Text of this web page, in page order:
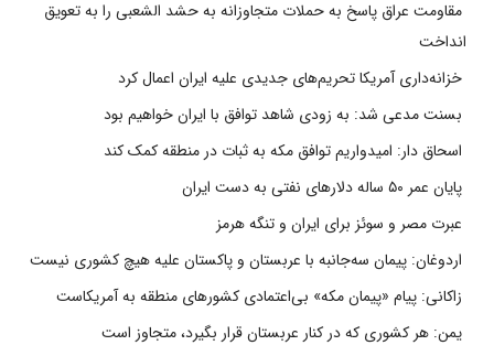
مقاومت عراق پاسخ به حملات متجاوزانه به حشد الشعبی را به تعویق
انداخت
خزانه‌داری آمریکا تحریم‌های جدیدی علیه ایران اعمال کرد
بسنت مدعی شد: به زودی شاهد توافق با ایران خواهیم بود
اسحاق دار: امیدواریم توافق مکه به ثبات در منطقه کمک کند
پایان عمر ۵۰ ساله دلارهای نفتی به دست ایران
عبرت مصر و سوئز برای ایران و تنگه هرمز
اردوغان: پیمان سه‌جانبه با عربستان و پاکستان علیه هیچ کشوری نیست
زاکانی: پیام «پیمان مکه» بی‌اعتمادی کشورهای منطقه به آمریکاست
یمن: هر کشوری که در کنار عربستان قرار بگیرد، متجاوز است